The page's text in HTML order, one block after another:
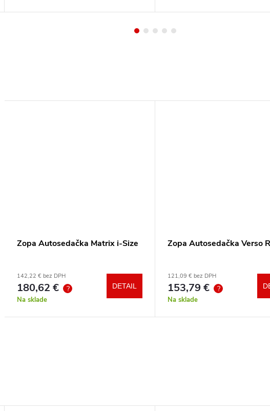
Zopa Autosedačka Matrix i-Size
142,22 € bez DPH
180,62 € ?
Na sklade
DETAIL
Zopa Autosedačka Verso
121,09 € bez DPH
153,79 € ?
Na sklade